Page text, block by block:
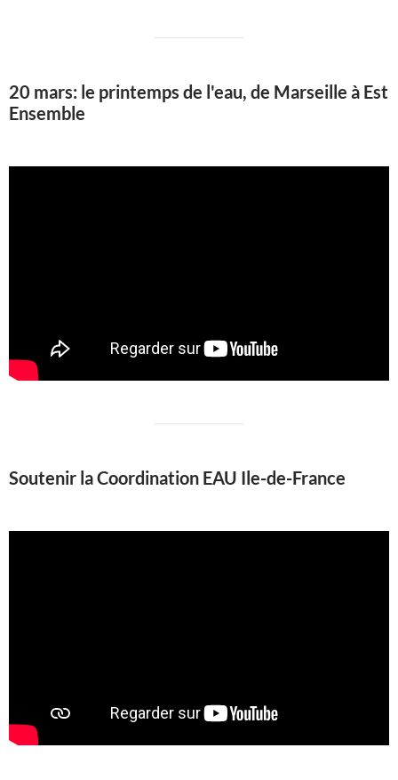
20 mars: le printemps de l'eau, de Marseille à Est
Ensemble
Soutenir la Coordination EAU Ile-de-France